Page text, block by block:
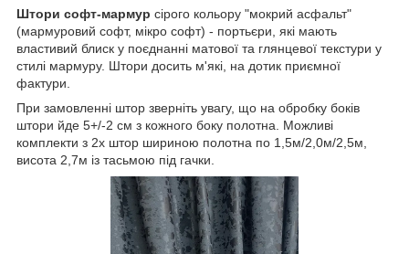
Штори софт-мармур сірого кольору "мокрий асфальт"
(мармуровий софт, мікро софт) - портьєри, які мають
властивий блиск у поєднанні матової та глянцевої текстури у
стилі мармуру. Штори досить м'які, на дотик приємної
фактури.
При замовленні штор зверніть увагу, що на обробку боків
штори йде 5+/-2 см з кожного боку полотна. Можливі
комплекти з 2х штор шириною полотна по 1,5м/2,0м/2,5м,
висота 2,7м із тасьмою під гачки.